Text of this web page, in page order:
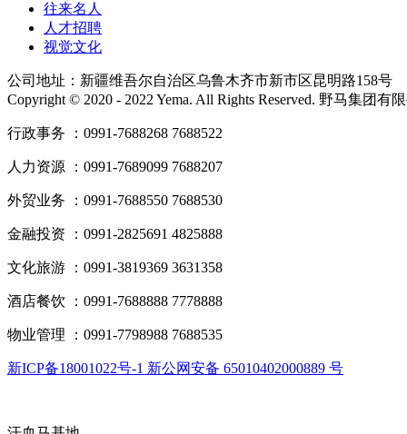
往来名人
人才招聘
视觉文化
公司地址：新疆维吾尔自治区乌鲁木齐市新市区昆明路158号
Copyright © 2020 - 2022 Yema. All Rights Reserved. 野马集团有
行政事务 ：0991-7688268 7688522
人力资源 ：0991-7689099 7688207
外贸业务 ：0991-7688550 7688530
金融投资 ：0991-2825691 4825888
文化旅游 ：0991-3819369 3631358
酒店餐饮 ：0991-7688888 7778888
物业管理 ：0991-7798988 7688535
新ICP备18001022号-1 新公网安备 65010402000889 号